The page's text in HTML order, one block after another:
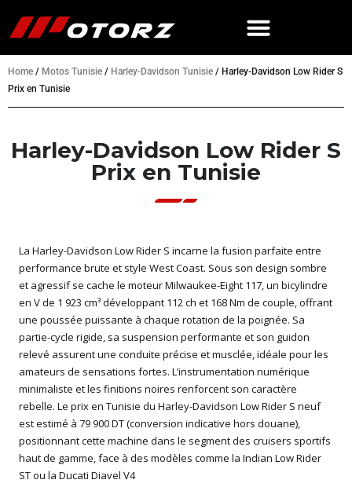
Home / Motos Tunisie / Harley-Davidson Tunisie / Harley-Davidson Low Rider S
Prix en Tunisie
Harley-Davidson Low Rider S
Prix en Tunisie
La Harley-Davidson Low Rider S incarne la fusion parfaite entre
performance brute et style West Coast. Sous son design sombre
et agressif se cache le moteur Milwaukee-Eight 117, un bicylindre
en V de 1 923 cm³ développant 112 ch et 168 Nm de couple, offrant
une poussée puissante à chaque rotation de la poignée. Sa
partie-cycle rigide, sa suspension performante et son guidon
relevé assurent une conduite précise et musclée, idéale pour les
amateurs de sensations fortes. L’instrumentation numérique
minimaliste et les finitions noires renforcent son caractère
rebelle. Le prix en Tunisie du Harley-Davidson Low Rider S neuf
est estimé à 79 900 DT (conversion indicative hors douane),
positionnant cette machine dans le segment des cruisers sportifs
haut de gamme, face à des modèles comme la Indian Low Rider
ST ou la Ducati Diavel V4